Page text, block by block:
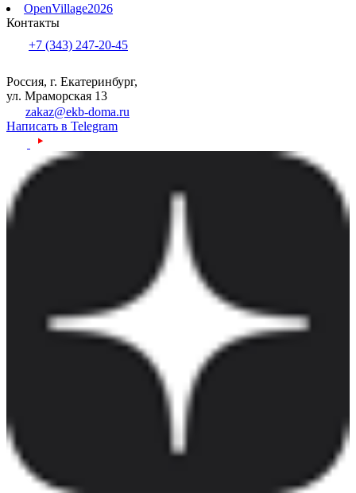
OpenVillage2026
Контакты
+7 (343) 247-20-45
Россия, г. Екатеринбург,
ул. Мраморская 13
zakaz@ekb-doma.ru
Написать в Telegram